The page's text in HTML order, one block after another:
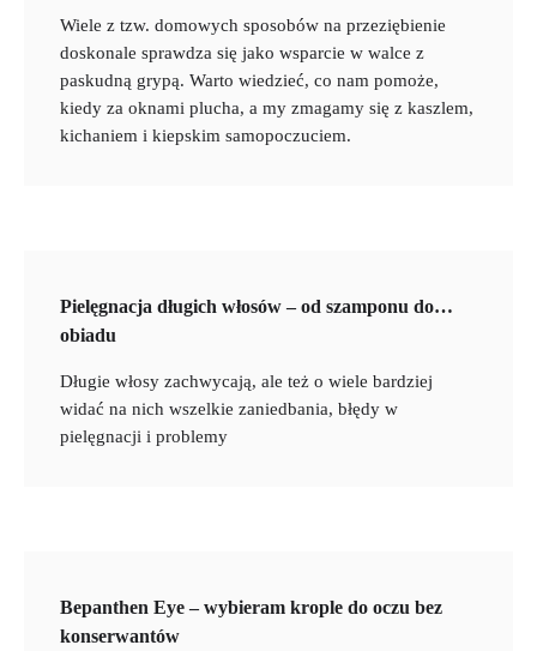
Wiele z tzw. domowych sposobów na przeziębienie
doskonale sprawdza się jako wsparcie w walce z
paskudną grypą. Warto wiedzieć, co nam pomoże,
kiedy za oknami plucha, a my zmagamy się z kaszlem,
kichaniem i kiepskim samopoczuciem.
Pielęgnacja długich włosów – od szamponu do…
obiadu
Długie włosy zachwycają, ale też o wiele bardziej
widać na nich wszelkie zaniedbania, błędy w
pielęgnacji i problemy
Bepanthen Eye – wybieram krople do oczu bez
konserwantów